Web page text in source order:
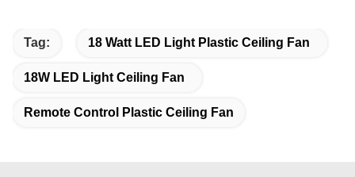
Tag: 18 Watt LED Light Plastic Ceiling Fan
18W LED Light Ceiling Fan
Remote Control Plastic Ceiling Fan